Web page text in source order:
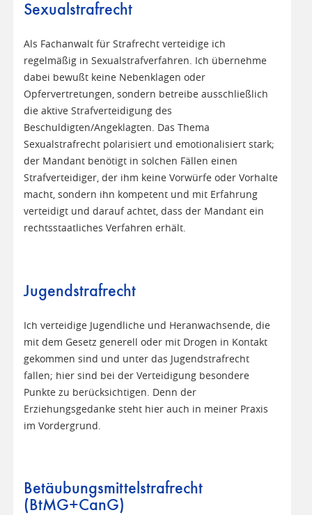
Sexualstrafrecht
Als Fachanwalt für Strafrecht verteidige ich
regelmäßig in Sexualstrafverfahren. Ich übernehme
dabei bewußt keine Nebenklagen oder
Opfervertretungen, sondern betreibe ausschließlich
die aktive Strafverteidigung des
Beschuldigten/Angeklagten. Das Thema
Sexualstrafrecht polarisiert und emotionalisiert stark;
der Mandant benötigt in solchen Fällen einen
Strafverteidiger, der ihm keine Vorwürfe oder Vorhalte
macht, sondern ihn kompetent und mit Erfahrung
verteidigt und darauf achtet, dass der Mandant ein
rechtsstaatliches Verfahren erhält.
Jugendstrafrecht
Ich verteidige Jugendliche und Heranwachsende, die
mit dem Gesetz generell oder mit Drogen in Kontakt
gekommen sind und unter das Jugendstrafrecht
fallen; hier sind bei der Verteidigung besondere
Punkte zu berücksichtigen. Denn der
Erziehungsgedanke steht hier auch in meiner Praxis
im Vordergrund.
Betäubungsmittelstrafrecht
(BtMG+CanG)